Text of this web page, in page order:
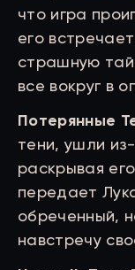
что игра
его
страшную
все вокруг в
Потерянные
тени, ушли
раскрывая
передает
обреченный,
навстречу